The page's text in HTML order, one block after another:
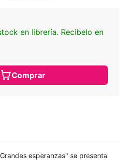
en librería. Recíbelo en
Comprar
esperanzas" se presenta